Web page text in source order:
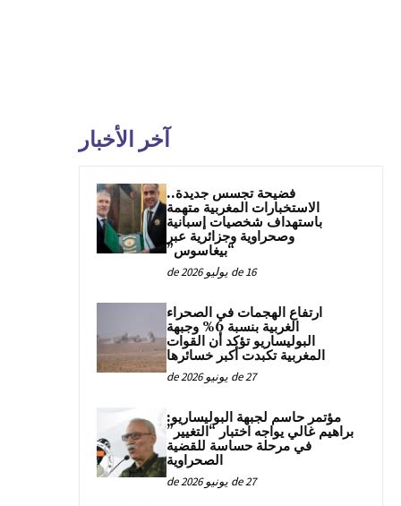
آخر الأخبار
فضيحة تجسس جديدة..
الاستخبارات المغربية متهمة
باستهداف شخصيات إسبانية
وصحراوية وجزائرية عبر
“بيغاسوس”
16 de يوليو de 2026
ارتفاع الهجمات في الصحراء
الغربية بنسبة 6% وجبهة
البوليساريو تؤكد أن القوات
المغربية تكبدت أكبر خسائرها
27 de يونيو de 2026
مؤتمر حاسم لجبهة البوليساريو:
براهيم غالي يواجه اختبار “التغيير”
في مرحلة حساسة للقضية
الصحراوية
27 de يونيو de 2026